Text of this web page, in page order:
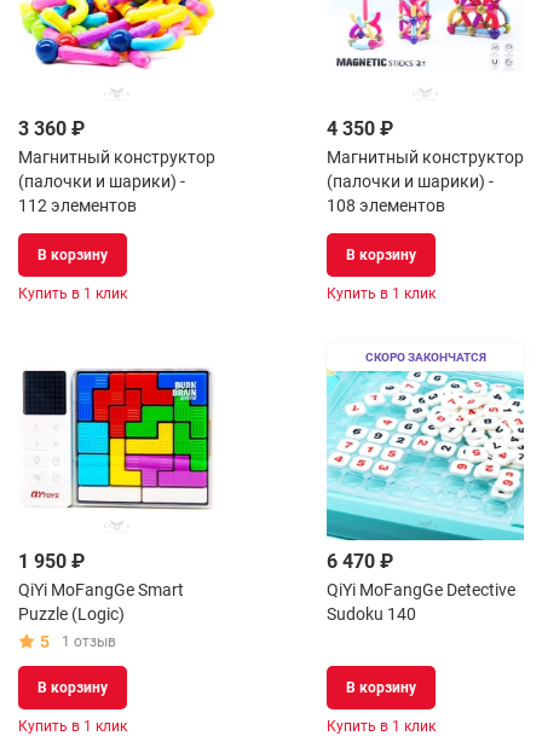
3 360 ₽
Магнитный конструктор
(палочки и шарики) -
112 элементов
В корзину
Купить в 1 клик
4 350 ₽
Магнитный конструктор
(палочки и шарики) -
108 элементов
В корзину
Купить в 1 клик
1 950 ₽
QiYi MoFangGe Smart
Puzzle (Logic)
5
1 отзыв
В корзину
Купить в 1 клик
СКОРО ЗАКОНЧАТСЯ
6 470 ₽
QiYi MoFangGe Detective
Sudoku 140
В корзину
Купить в 1 клик